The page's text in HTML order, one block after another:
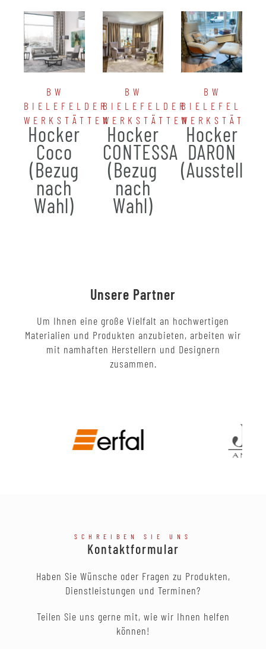
BW
BIELEFELDER
WERKSTÄTTEN
Hocker
Coco
(Bezug
nach
Wahl)
BW
BIELEFELDER
WERKSTÄTTEN
Hocker
CONTESSA
(Bezug
nach
Wahl)
BW
BIELEFELDER
Hocker
DARON
Unsere Partner
Um Ihnen eine große Vielfalt an hochwertigen
Materialien und Produkten anzubieten, arbeiten wir
mit namhaften Herstellern und Designern
zusammen.
SCHREIBEN SIE UNS
Kontaktformular
Haben Sie Wünsche oder Fragen zu Produkten,
Dienstleistungen und Terminen?
Teilen Sie uns gerne mit, wie wir Ihnen helfen
können!